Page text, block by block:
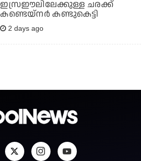
ഇസ്രഈലിലേക്കുള്ള ചരക്ക്
കണ്ടെയ്‌നര്‍ കണ്ടുകെട്ടി
2 days ago